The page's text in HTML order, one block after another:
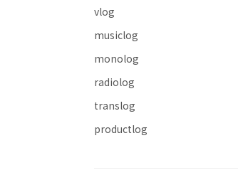
vlog
musiclog
monolog
radiolog
translog
productlog